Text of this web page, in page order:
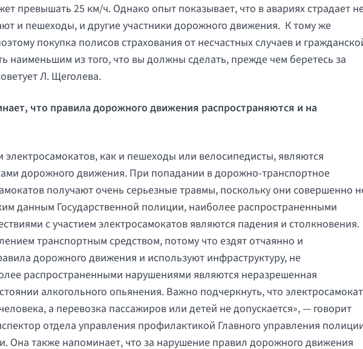
превышать 25 км/ч. Однако опыт показывает, что в авариях страдает
и пешеходы, и другие участники дорожного движения. К тому же
покупка полисов страхования от несчастных случаев и
наименьшим из того, что вы должны сделать, прежде чем беретесь за
Л. Щеголева.
что правила дорожного движения распространяются и на
электросамокатов, как и пешеходы или велосипедисты, являются
дорожного движения. При попадании в дорожно-транспортное
получают очень серьезные травмы, поскольку они совершенно
данным Государственной полиции, наиболее распространенными
с участием электросамокатов являются падения и столкновения.
транспортным средством, потому что ездят отчаянно и
дорожного движения и используют инфраструктуру, не
распространенными нарушениями являются неразрешенная
алкогольного опьянения. Важно подчеркнуть, что электросамокат
а перевозка пассажиров или детей не допускается», — говорит
отдела управления профилактикой Главного управления
Она также напоминает, что за нарушение правил дорожного движения